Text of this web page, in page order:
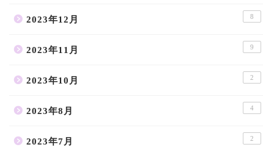
2023年12月 8
2023年11月 9
2023年10月 2
2023年8月 4
2023年7月 2